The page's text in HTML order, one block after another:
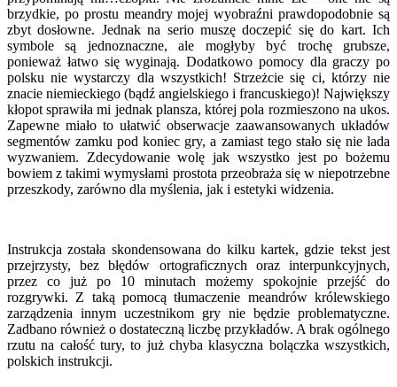
brzydkie, po prostu meandry mojej wyobraźni prawdopodobnie są
zbyt dosłowne. Jednak na serio muszę doczepić się do kart. Ich
symbole są jednoznaczne, ale mogłyby być trochę grubsze,
ponieważ łatwo się wyginają. Dodatkowo pomocy dla graczy po
polsku nie wystarczy dla wszystkich! Strzeżcie się ci, którzy nie
znacie niemieckiego (bądź angielskiego i francuskiego)! Największy
kłopot sprawiła mi jednak plansza, której pola rozmieszono na ukos.
Zapewne miało to ułatwić obserwacje zaawansowanych układów
segmentów zamku pod koniec gry, a zamiast tego stało się nie lada
wyzwaniem. Zdecydowanie wolę jak wszystko jest po bożemu
bowiem z takimi wymysłami prostota przeobraża się w niepotrzebne
przeszkody, zarówno dla myślenia, jak i estetyki widzenia.
Instrukcja została skondensowana do kilku kartek, gdzie tekst jest
przejrzysty, bez błędów ortograficznych oraz interpunkcyjnych,
przez co już po 10 minutach możemy spokojnie przejść do
rozgrywki. Z taką pomocą tłumaczenie meandrów królewskiego
zarządzenia innym uczestnikom gry nie będzie problematyczne.
Zadbano również o dostateczną liczbę przykładów. A brak ogólnego
rzutu na całość tury, to już chyba klasyczna bolączka wszystkich,
polskich instrukcji.